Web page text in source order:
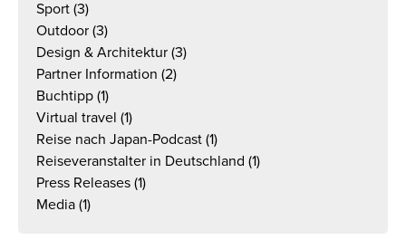
Sport (3)
Outdoor (3)
Design & Architektur (3)
Partner Information (2)
Buchtipp (1)
Virtual travel (1)
Reise nach Japan-Podcast (1)
Reiseveranstalter in Deutschland (1)
Press Releases (1)
Media (1)